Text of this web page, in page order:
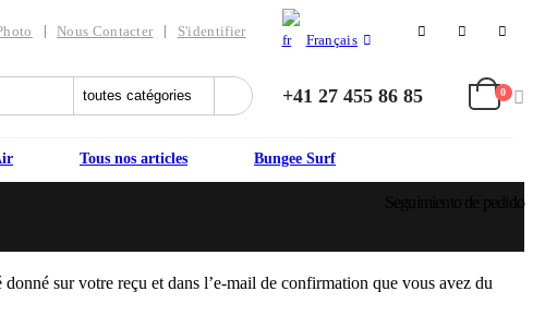
Nous Contacter S'identifier
Français
+41 27 455 86 85 0
Tous nos articles Bungee Surf
sur votre reçu et dans l’e-mail de confirmation que vous avez du